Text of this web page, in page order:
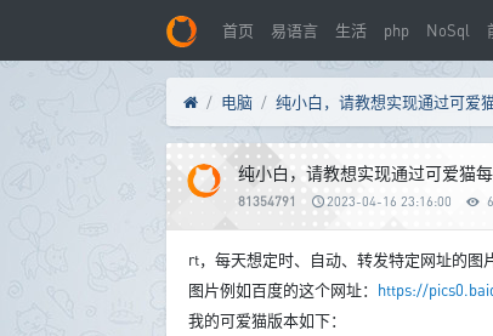
首页 易语言 生活 php NoSql
电脑
纯小白，请教想实现通过可爱猫
81354791 2023-04-16 23:16:00
rt，每天想定时、自动、转发特定网址的图
图片例如百度的这个网址： https://
我的可爱猫版本如下：